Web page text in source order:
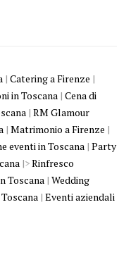
| Catering a Firenze |
in Toscana | Cena di
| RM Glamour
| Matrimonio a Firenze |
eventi in Toscana | Party
|>Rinfresco
Toscana | Wedding
| Eventi aziendali